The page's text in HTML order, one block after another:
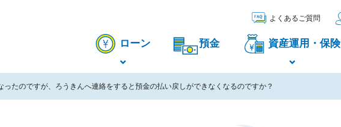
ローン 預金 資産運用・保険
よくあるご質問
ったのですが、ろうきんへ連絡をすると預金の払い戻しができなくなるのですか？